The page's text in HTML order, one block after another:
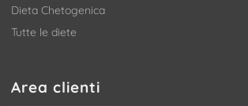
Dieta Chetogenica
Tutte le diete
Area clienti